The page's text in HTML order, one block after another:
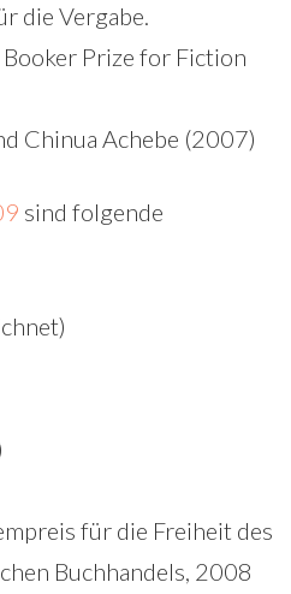
die Vergabe.
Prize for Fiction
Chinua Achebe (2007)
sind folgende
für die Freiheit des
Buchhandels, 2008